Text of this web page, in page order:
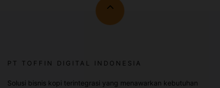
PT TOFFIN DIGITAL INDONESIA
Solusi bisnis kopi terintegrasi yang menawarkan kebutuhan